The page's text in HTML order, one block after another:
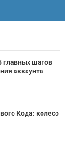
жизнь?
контроля
главных шагов
аккаунта
Кода: колесо